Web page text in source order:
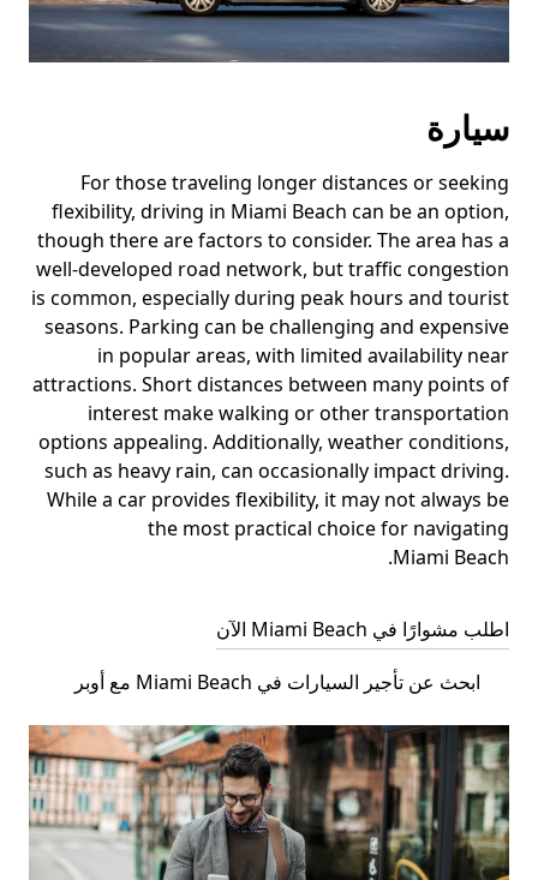
سيارة
For those traveling longer distances or seeking
flexibility, driving in Miami Beach can be an option,
though there are factors to consider. The area has a
well-developed road network, but traffic congestion
is common, especially during peak hours and tourist
seasons. Parking can be challenging and expensive
in popular areas, with limited availability near
attractions. Short distances between many points of
interest make walking or other transportation
options appealing. Additionally, weather conditions,
such as heavy rain, can occasionally impact driving.
While a car provides flexibility, it may not always be
the most practical choice for navigating
Miami Beach.
اطلب مشوارًا في Miami Beach الآن
ابحث عن تأجير السيارات في Miami Beach مع أوبر